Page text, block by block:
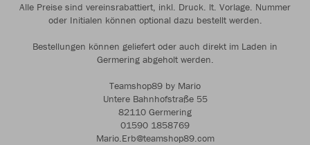
Alle Preise sind vereinsrabattiert, inkl. Druck. lt. Vorlage. Nummer
oder Initialen können optional dazu bestellt werden.
Bestellungen können geliefert oder auch direkt im Laden in
Germering abgeholt werden.
Teamshop89 by Mario
Untere Bahnhofstraße 55
82110 Germering
01590 1858769
Mario.Erb@teamshop89.com